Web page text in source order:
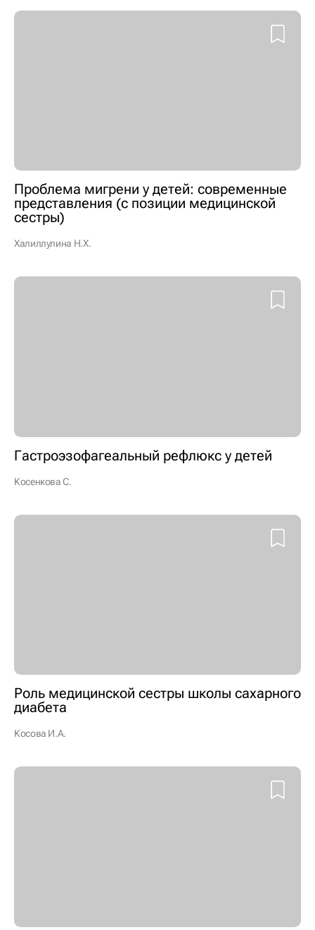
Проблема мигрени у детей: современные
представления (с позиции медицинской
сестры)
Халиллулина Н.Х.
Гастроэзофагеальный рефлюкс у детей
Косенкова С.
Роль медицинской сестры школы сахарного
диабета
Косова И.А.